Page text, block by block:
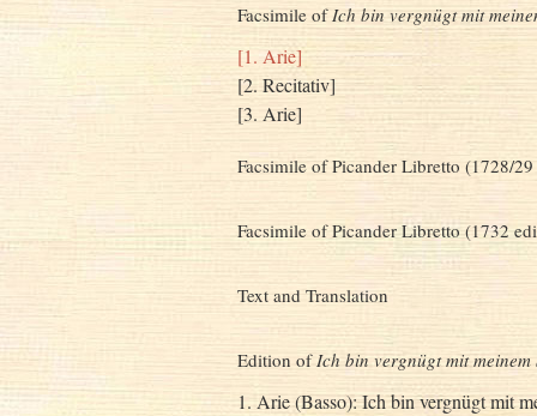
Facsimile of Ich bin vergnügt mit
[1. Arie]
[2. Recitativ]
[3. Arie]
Facsimile of Picander Libretto (1728/
Facsimile of Picander Libretto (1732
Text and Translation
Edition of Ich bin vergnügt mit meinem
1. Arie (Basso): Ich bin vergnügt mit